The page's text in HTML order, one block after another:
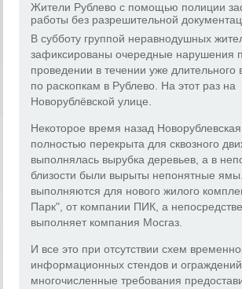
Жители Рублево с помощью полиции
работы без разрешительной
В субботу группой неравнодушных
зафиксированы очередные нарушения
проведении в течении уже длительного
по раскопкам в Рублево. На этот раз на
Новорублёвской улице.
Некоторое время назад
полностью перекрыта для сквозного
выполнялась вырубка деревьев, а в
близости были вырыты непонятные
выполняются для нового жилого
Парк", от компании ПИК, а
выполняет компания Мосгаз.
И все это при отсутствии схем
информационных стендов и
многочисленные требования